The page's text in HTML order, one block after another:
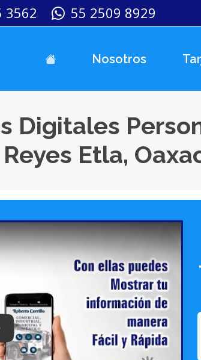
3562 55 2509 8929
Nosotros
Digitales
Etla,
Keynote (Google I/O '18)